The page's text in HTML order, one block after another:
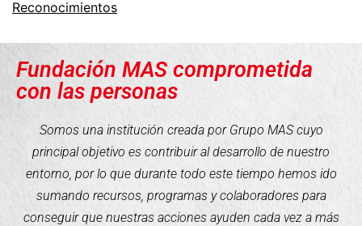
Reconocimientos
Fundación MAS comprometida
con las personas
Somos una institución creada por Grupo MAS cuyo
principal objetivo es contribuir al desarrollo de nuestro
entorno, por lo que durante todo este tiempo hemos ido
sumando recursos, programas y colaboradores para
conseguir que nuestras acciones ayuden cada vez a más